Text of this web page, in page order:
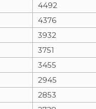
4492
4376
3932
3751
3455
2945
2853